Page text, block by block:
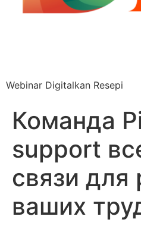
Webinar Digitalkan Resepi
Команда
support
связи для
ваших